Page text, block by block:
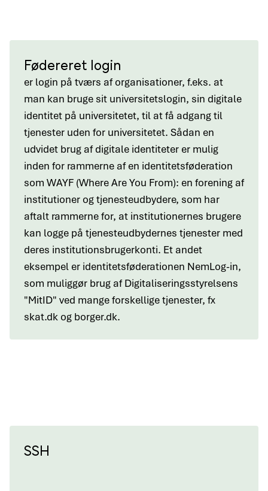
Fødereret login
er login på tværs af organisationer, f.eks. at
man kan bruge sit universitetslogin, sin digitale
identitet på universitetet, til at få adgang til
tjenester uden for universitetet. Sådan en
udvidet brug af digitale identiteter er mulig
inden for rammerne af en identitetsføderation
som WAYF (Where Are You From): en forening af
institutioner og tjenesteudbydere, som har
aftalt rammerne for, at institutionernes brugere
kan logge på tjenesteudbydernes tjenester med
deres institutionsbrugerkonti. Et andet
eksempel er identitetsføderationen NemLog-in,
som muliggør brug af Digitaliseringsstyrelsens
"MitID" ved mange forskellige tjenester, fx
skat.dk og borger.dk.
SSH